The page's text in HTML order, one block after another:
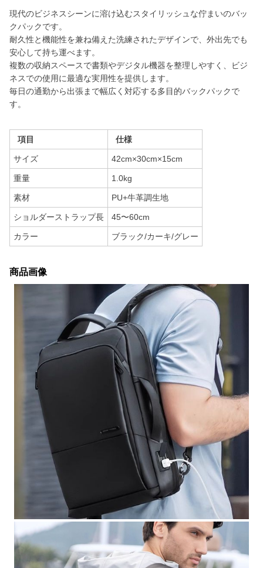
現代のビジネスシーンに溶け込むスタイリッシュな佇まいのバッ
クパックです。
耐久性と機能性を兼ね備えた洗練されたデザインで、外出先でも
安心して持ち運べます。
複数の収納スペースで書類やデジタル機器を整理しやすく、ビジ
ネスでの使用に最適な実用性を提供します。
毎日の通勤から出張まで幅広く対応する多目的バックパックで
す。
項目 仕様
サイズ 42cm×30cm×15cm
重量 1.0kg
素材 PU+牛革調生地
ショルダーストラップ長 45〜60cm
カラー ブラック/カーキ/グレー
商品画像